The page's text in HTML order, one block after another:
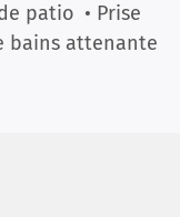
patio • Prise
bains attenante